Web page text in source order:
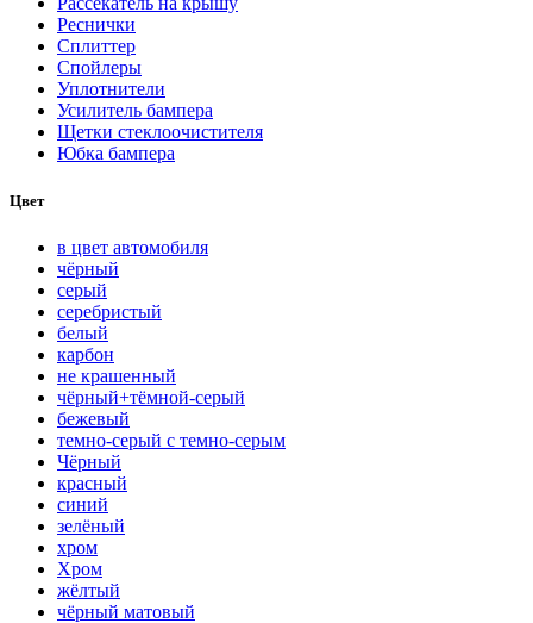
Реснички
Сплиттер
Спойлеры
Уплотнители
Усилитель бампера
Щетки стеклоочистителя
Юбка бампера
Цвет
в цвет автомобиля
чёрный
серый
серебристый
белый
карбон
нe кpaшeнный
чёрный+тёмной-серый
бежевый
темно-серый с темно-серым
Чёрный
красный
синий
зелёный
хром
Хром
жёлтый
чёрный матовый